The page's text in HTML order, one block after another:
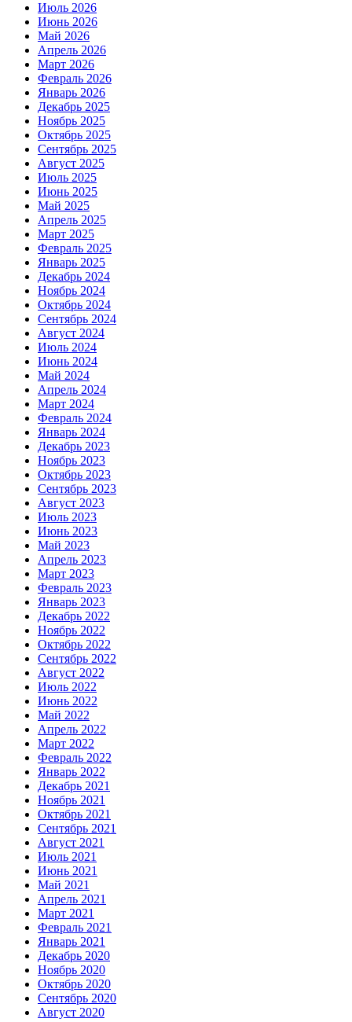
Июль 2026
Июнь 2026
Май 2026
Апрель 2026
Март 2026
Февраль 2026
Январь 2026
Декабрь 2025
Ноябрь 2025
Октябрь 2025
Сентябрь 2025
Август 2025
Июль 2025
Июнь 2025
Май 2025
Апрель 2025
Март 2025
Февраль 2025
Январь 2025
Декабрь 2024
Ноябрь 2024
Октябрь 2024
Сентябрь 2024
Август 2024
Июль 2024
Июнь 2024
Май 2024
Апрель 2024
Март 2024
Февраль 2024
Январь 2024
Декабрь 2023
Ноябрь 2023
Октябрь 2023
Сентябрь 2023
Август 2023
Июль 2023
Июнь 2023
Май 2023
Апрель 2023
Март 2023
Февраль 2023
Январь 2023
Декабрь 2022
Ноябрь 2022
Октябрь 2022
Сентябрь 2022
Август 2022
Июль 2022
Июнь 2022
Май 2022
Апрель 2022
Март 2022
Февраль 2022
Январь 2022
Декабрь 2021
Ноябрь 2021
Октябрь 2021
Сентябрь 2021
Август 2021
Июль 2021
Июнь 2021
Май 2021
Апрель 2021
Март 2021
Февраль 2021
Январь 2021
Декабрь 2020
Ноябрь 2020
Октябрь 2020
Сентябрь 2020
Август 2020